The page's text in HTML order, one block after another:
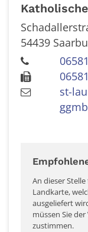
54439
st-
An dieser
Landkarte,
ausgeliefert
müssen Sie
zustimmen.